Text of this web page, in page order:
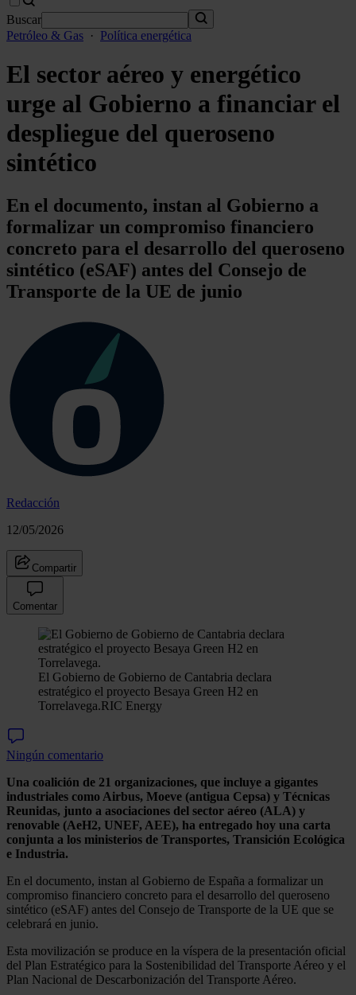
Buscar
Petróleo & Gas · Política energética
El sector aéreo y energético
urge al Gobierno a financiar el
despliegue del queroseno
sintético
En el documento, instan al Gobierno a
formalizar un compromiso financiero
concreto para el desarrollo del queroseno
sintético (eSAF) antes del Consejo de
Transporte de la UE de junio
Redacción
12/05/2026
Compartir
Comentar
El Gobierno de Gobierno de Cantabria declara
estratégico el proyecto Besaya Green H2 en
Torrelavega.RIC Energy
Ningún comentario
Una coalición de 21 organizaciones, que incluye a gigantes
industriales como Airbus, Moeve (antigua Cepsa) y Técnicas
Reunidas, junto a asociaciones del sector aéreo (ALA) y
renovable (AeH2, UNEF, AEE), ha entregado hoy una carta
conjunta a los ministerios de Transportes, Transición Ecológica
e Industria.
En el documento, instan al Gobierno de España a formalizar un
compromiso financiero concreto para el desarrollo del queroseno
sintético (eSAF) antes del Consejo de Transporte de la UE que se
celebrará en junio.
Esta movilización se produce en la víspera de la presentación oficial
del Plan Estratégico para la Sostenibilidad del Transporte Aéreo y el
Plan Nacional de Descarbonización del Transporte Aéreo.